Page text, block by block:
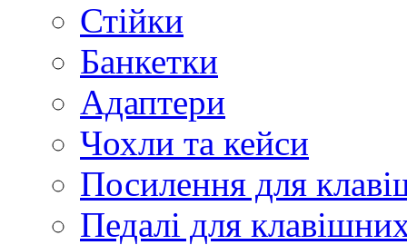
Стійки
Банкетки
Адаптери
Чохли та кейси
Посилення для
Педалі для